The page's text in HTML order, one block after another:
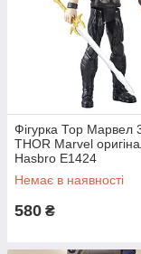
Black
Воїн-
Titan
оснащена
Основні
Фігурка Тор Марвел
THOR Marvel
Hasbro E1424
Немає в наявності
580 ₴